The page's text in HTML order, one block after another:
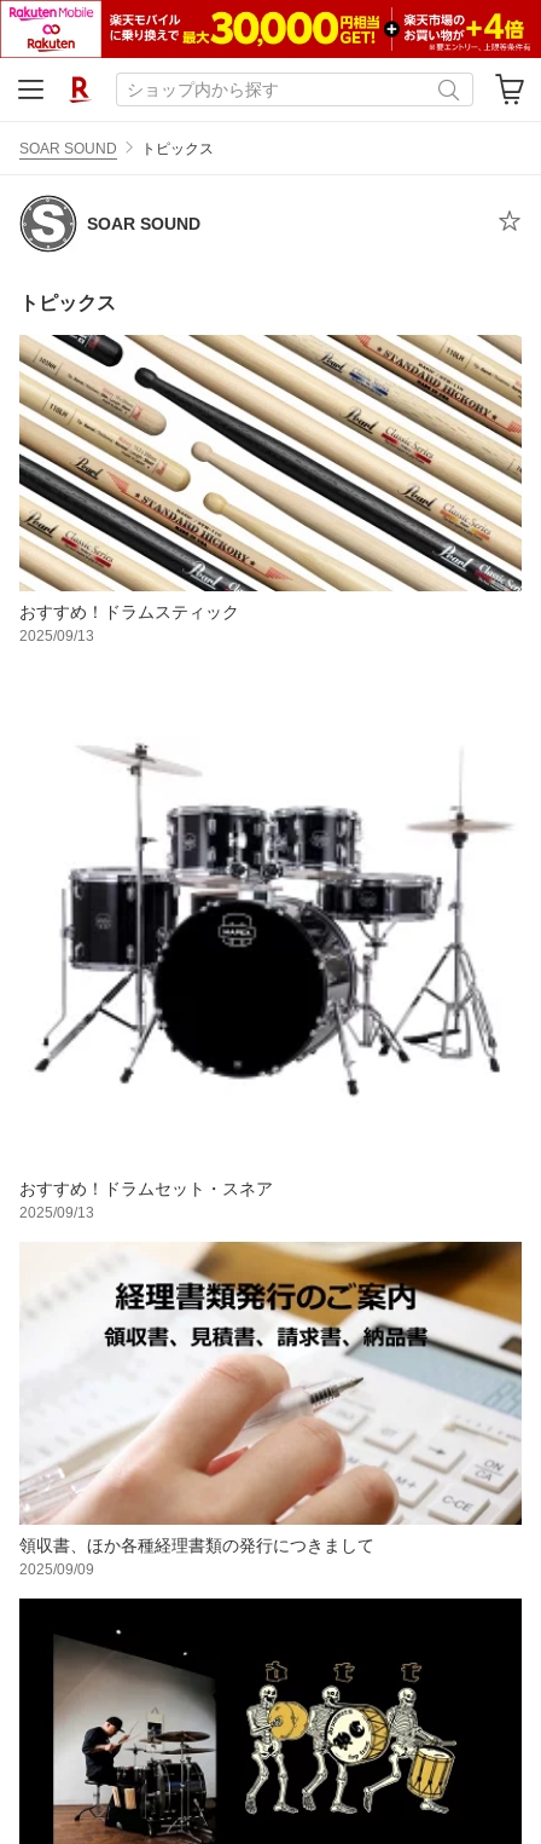
SOAR SOUND トピックス
SOAR SOUND
トピックス
おすすめ！ドラムスティック
2025/09/13
おすすめ！ドラムセット・スネア
2025/09/13
領収書、ほか各種経理書類の発行につきまして
2025/09/09